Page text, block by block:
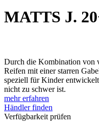
MATTS J.
Durch die Kombination von
Reifen mit einer starren
speziell für Kinder
nicht zu schwer ist.
mehr erfahren
Händler finden
Verfügbarkeit prüfen